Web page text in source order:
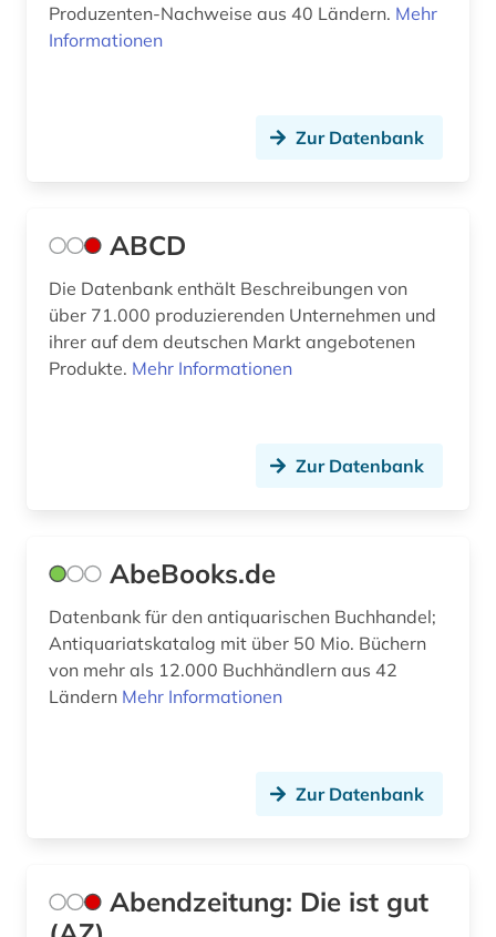
besoldungsrecht (1)
bestatter (1)
betrieb (1)
betriebsdaten (1)
betriebswirtschaft (3)
bevölkerung (2)
bevölkerungsentwicklung (1)
bewusstsein (1)
bibliografie (112)
Produzenten-Nachweise aus 40 Ländern. Mehr
Informationen
Zur Datenbank
ABCD
Die Datenbank enthält Beschreibungen von
über 71.000 produzierenden Unternehmen und
ihrer auf dem deutschen Markt angebotenen
Produkte. Mehr Informationen
Zur Datenbank
AbeBooks.de
Datenbank für den antiquarischen Buchhandel;
Antiquariatskatalog mit über 50 Mio. Büchern
von mehr als 12.000 Buchhändlern aus 42
Ländern Mehr Informationen
Zur Datenbank
Abendzeitung: Die ist gut